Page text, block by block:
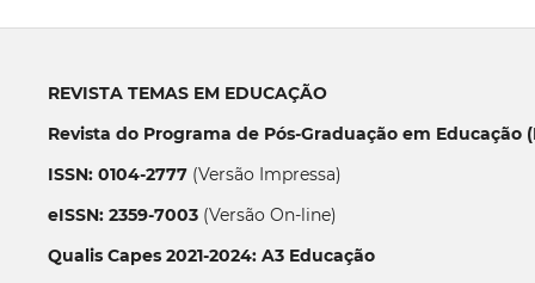
REVISTA TEMAS EM EDUCAÇÃO
Revista do Programa de Pós-Graduação em Educação
ISSN: 0104-2777(Versão Impressa)
eISSN: 2359-7003(Versão On-line)
Qualis Capes 2021-2024: A3 Educação